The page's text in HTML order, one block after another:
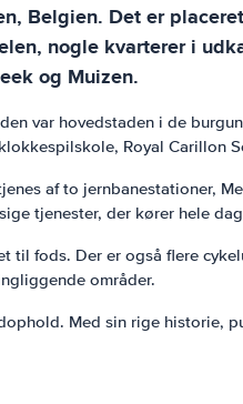
Belgien. Det er
nogle kvarterer i
og Muizen.
var hovedstaden i de
Royal Carillon
af to jernbanestationer,
tjenester, der kører hele
til fods. Der er også flere
områder.
Med sin rige